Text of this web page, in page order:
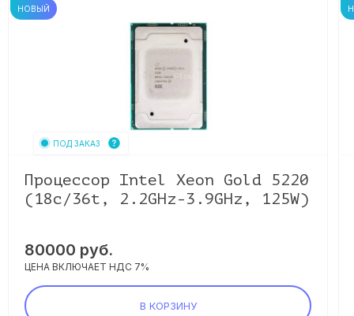
НОВЫЙ
ПОД ЗАКАЗ
Процессор Intel Xeon Gold 5220
(18c/36t, 2.2GHz-3.9GHz, 125W)
80000 руб.
ЦЕНА ВКЛЮЧАЕТ НДС 7%
В КОРЗИНУ